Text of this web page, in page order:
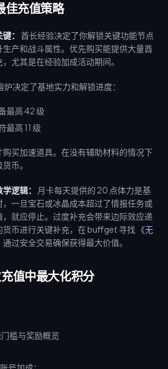
佳充值策略
：
酋长经验决定了你解锁关键功能节点
产和战斗属性。优先购买能提供大量酋
尤其是在经验加成活动期间。
炉决定了基地实力和解锁进度：
最高 42 级
最高 11 级
买加速道具。在没有辅助材料的情况下
币。
逻辑：
月卡每天提供的 20 点体力是基
一旦宝石或冰晶成本超过了情报任务或
就应停止。过度补充会带来边际效应递
货币进行关键补充，在 buffget 寻找 《无
通过安全交易确保获得最大价值。
值中最大化积分